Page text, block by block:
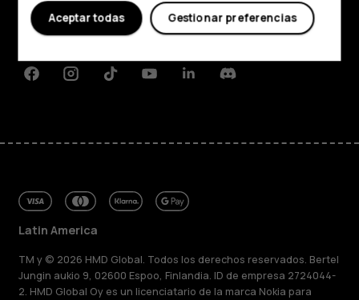
Planet and people
FacebookInstagramTiktokYoutubeLinkedinDiscord
Latin America
TM y © 2026 HMD Global. Todos los derechos reservados. Bertel
Jungin aukio 9, 02600 Espoo, Finlandia. ID de empresa 2724044-
2. HMD Global Oy es un licenciatario de la marca Nokia para
Gestionar preferencias
Aceptar todas